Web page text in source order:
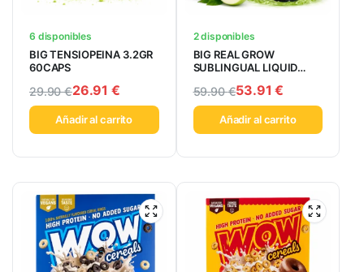
6 disponibles
BIG TENSIOPEINA 3.2GR
60CAPS
29.90€26.91 €
Añadir al carrito
2 disponibles
BIG REAL GROW
SUBLINGUAL LIQUID
59.90€53.91€
Añadir al carrito